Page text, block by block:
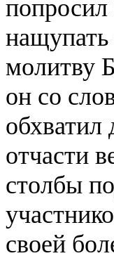
попросил
молитву
он со
обхватил
отчасти
столбы
своей